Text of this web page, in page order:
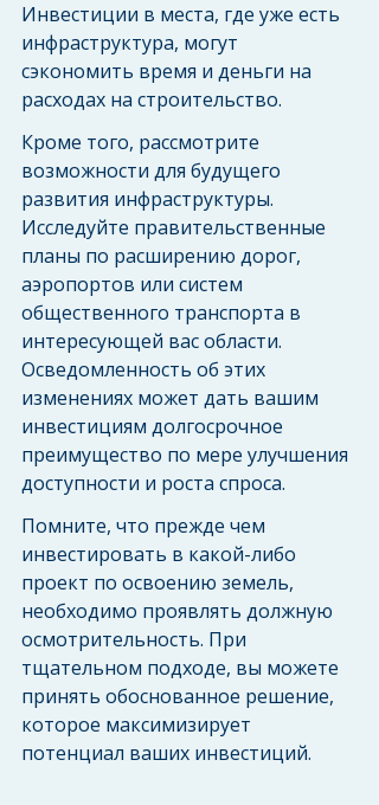
Инвестиции в места, где уже есть
инфраструктура, могут
сэкономить время и деньги на
расходах на строительство.
Кроме того, рассмотрите
возможности для будущего
развития инфраструктуры.
Исследуйте правительственные
планы по расширению дорог,
аэропортов или систем
общественного транспорта в
интересующей вас области.
Осведомленность об этих
изменениях может дать вашим
инвестициям долгосрочное
преимущество по мере улучшения
доступности и роста спроса.
Помните, что прежде чем
инвестировать в какой-либо
проект по освоению земель,
необходимо проявлять должную
осмотрительность. При
тщательном подходе, вы можете
принять обоснованное решение,
которое максимизирует
потенциал ваших инвестиций.